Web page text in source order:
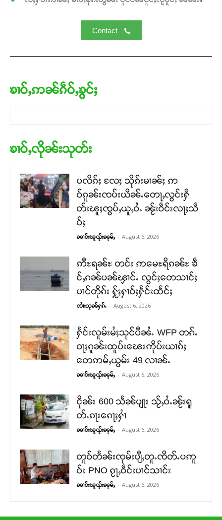
Contact
ၶၢဝ်ႇဢၼ်ၵဵဝ်ႇၶွင်ႈ
ၶၢဝ်ႇလိုၼ်းသုတ်း
ပလိၵ်ႈ လႄႈ သိုၵ်းမၢၼ်ႈ ဢ
ဝ်ၵူၼ်းၸပ်းယိၼ်ႉတေႃႇလွင်းႁဵ
တ်းၽူႈၸွပ်ႇယူႇဝႆႉ ၼႂ်းဝဵင်းလႃႈသဵ
ဝ်ႈ
ၼၢင်းၽူၺ်းၼုမ်ႇ - August 6, 2026
ဢီႊရၼ်ႊ တင်း ဢမေႊရိၵၼ်ႊ ၶဵ
င်ႇၵၼ်ပၼ်ၾၢင်ႉ လွင်ႈတေသၢင်ႈ
ပၢင်တိုၵ်း ႁႂ်ႈႁၢဝ်ႈႁႅင်းထႅင်ႈ
ၸၢႆးသုၼ်ႁၵ်ႉ - August 6, 2026
ႁႅင်းလူမ်းမႆႈသုင်ပီၼႆႉ WFP တၵ်ႉ
ဝႃႈၵူၼ်းထူပ်းၽေးဢိုပ်းယၢၵ်ႈ
တေဢမ်ႇယွမ်း 49 လၢၼ်ႉ
ၼၢင်းၽူၺ်းၼုမ်ႇ - August 6, 2026
ငိုၼ်း 600 သႅၼ်ပျႃး သႂ်ႇဝႆႉၼႂ်းရူ
တ်ႉၵႃးၵေႃႈႁၢႆ
ၼၢင်းၽူၺ်းၼုမ်ႇ - August 6, 2026
တူဝ်တႅၼ်းၸုမ်းပျီႇတူႉၸိတ်ႉပဢူ
ဝ်း PNO ၵႂႃႇဝဵင်းပၢင်သၢင်း
ၼၢင်းၽူၺ်းၼုမ်ႇ - August 6, 2026